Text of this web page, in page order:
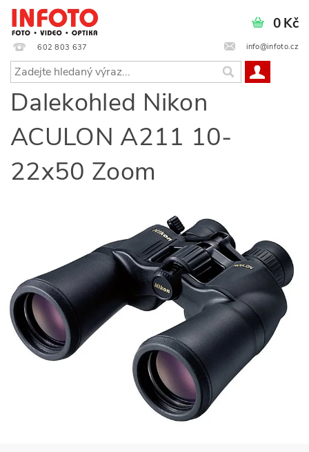
602 803 637 info@infoto.cz
0 Kč
Dalekohled Nikon
ACULON A211 10-
22x50 Zoom